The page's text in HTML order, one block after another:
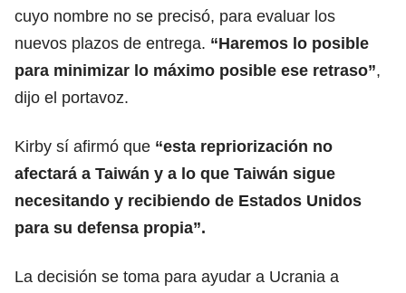
cuyo nombre no se precisó, para evaluar los
nuevos plazos de entrega. “Haremos lo posible
para minimizar lo máximo posible ese retraso”,
dijo el portavoz.
Kirby sí afirmó que “esta repriorización no
afectará a Taiwán y a lo que Taiwán sigue
necesitando y recibiendo de Estados Unidos
para su defensa propia”.
La decisión se toma para ayudar a Ucrania a